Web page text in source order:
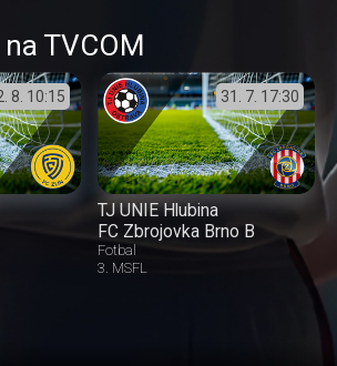
TVCOM
8. 10:15 31. 7. 17:30
TJ UNIE Hlubina
FC Zbrojovka Brno B
Fotbal
3. MSFL